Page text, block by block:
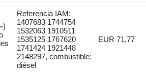
)
Referencia IAM:
1407683 1744754
1532063 1910511
1535125 1767620
1741424 1921448
2148297, combustible:
diésel
EUR 71,77